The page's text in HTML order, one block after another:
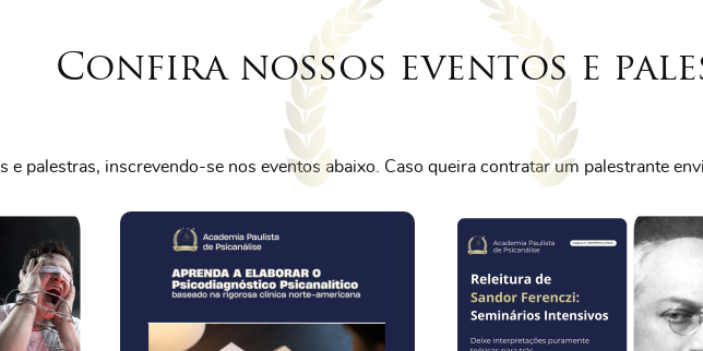
Confira nossos eventos e
e palestras, inscrevendo-se nos eventos abaixo. Caso queira contratar um palestrante